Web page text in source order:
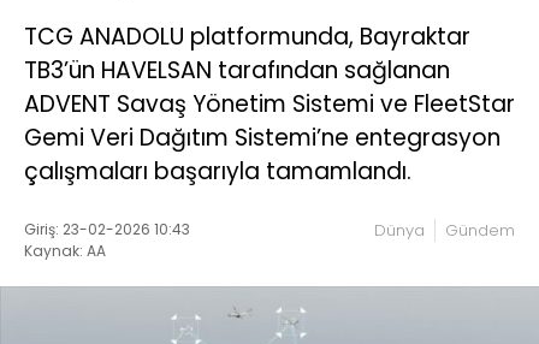
TCG ANADOLU platformunda, Bayraktar
TB3’ün HAVELSAN tarafından sağlanan
ADVENT Savaş Yönetim Sistemi ve FleetStar
Gemi Veri Dağıtım Sistemi’ne entegrasyon
çalışmaları başarıyla tamamlandı.
Giriş: 23-02-2026 10:43
Kaynak: AA
Dünya Gündem